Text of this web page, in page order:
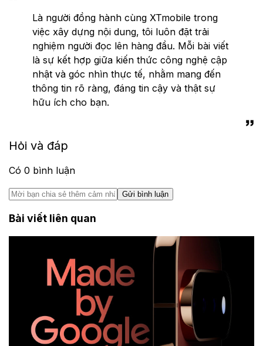
Là người đồng hành cùng XTmobile trong
việc xây dựng nội dung, tôi luôn đặt trải
nghiệm người đọc lên hàng đầu. Mỗi bài viết
là sự kết hợp giữa kiến thức công nghệ cập
nhật và góc nhìn thực tế, nhằm mang đến
thông tin rõ ràng, đáng tin cậy và thật sự
hữu ích cho bạn.
Hỏi và đáp
Có 0 bình luận
Gửi bình luận
Bài viết liên quan